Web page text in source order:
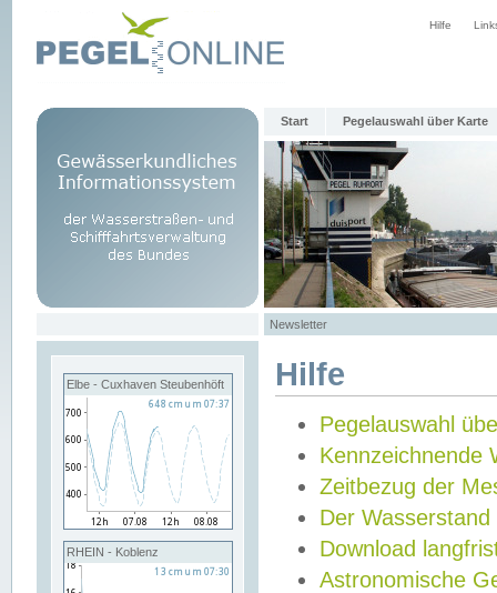
Hilfe
Start Pegelauswahl über Karte
Newsletter
Elbe - Cuxhaven Steubenhöft
RHEIN - Koblenz
Hilfe
Pegelauswahl
Kennzeichnende
Zeitbezug der
Der Wasserstand
Download
Astronomische